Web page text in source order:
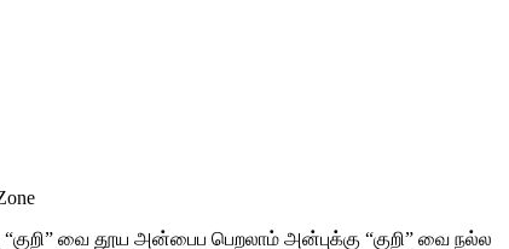
வை தூய அன்பைப பெறலாம் அன்புக்கு “குறி” வை நல்ல